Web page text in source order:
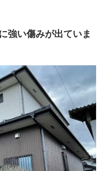
い傷みが出ていま